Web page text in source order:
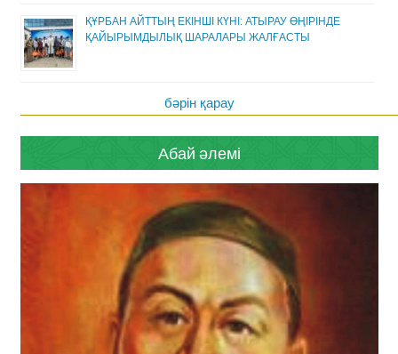
ҚҰРБАН АЙТТЫҢ ЕКІНШІ КҮНІ: АТЫРАУ ӨҢІРІНДЕ
ҚАЙЫРЫМДЫЛЫҚ ШАРАЛАРЫ ЖАЛҒАСТЫ
бәрін қарау
Абай әлемі